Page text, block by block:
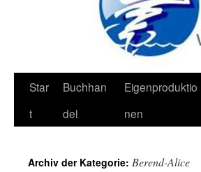
Zum
Inhalt
Star
t
Buchhan
del
Eigenproduktio
nen
Archiv der Kategorie: Berend-Alice